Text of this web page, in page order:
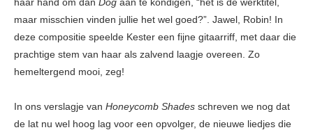
maar misschien vinden jullie het wel goed?”. Jawel, Robin! In
deze compositie speelde Kester een fijne gitaarriff, met daar die
prachtige stem van haar als zalvend laagje overeen. Zo
hemeltergend mooi, zeg!
In ons verslagje van Honeycomb Shades schreven we nog dat
de lat nu wel hoog lag voor een opvolger, de nieuwe liedjes die